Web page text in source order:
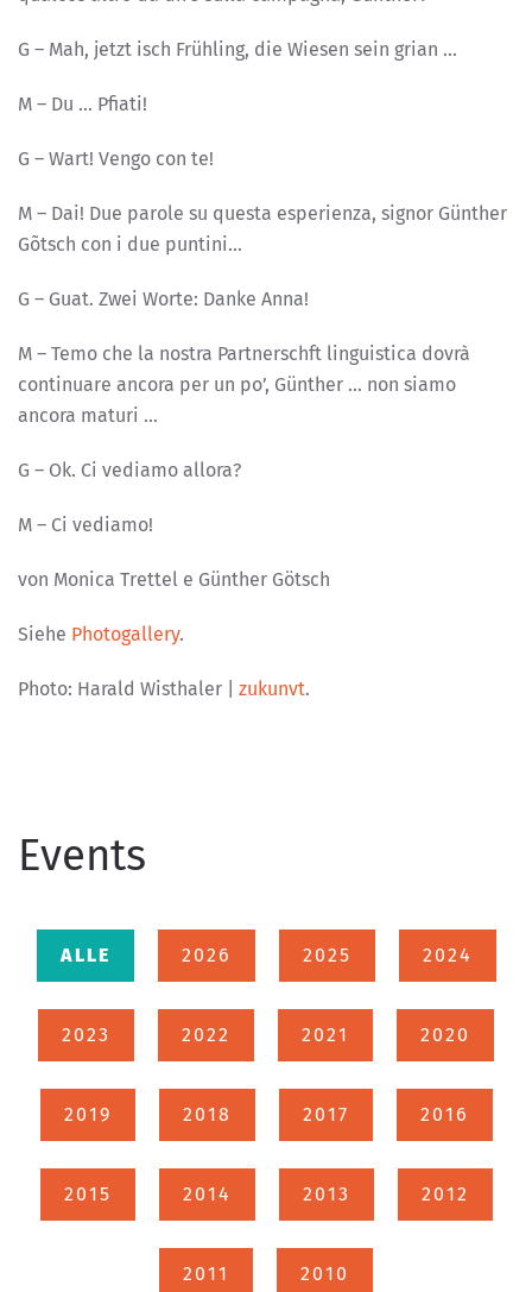
G – Mah, jetzt isch Frühling, die Wiesen sein grian …
M – Du … Pfiati!
G – Wart! Vengo con te!
M – Dai! Due parole su questa esperienza, signor Günther
Gõtsch con i due puntini…
G – Guat. Zwei Worte: Danke Anna!
M – Temo che la nostra Partnerschft linguistica dovrà
continuare ancora per un po’, Günther … non siamo
ancora maturi …
G – Ok. Ci vediamo allora?
M – Ci vediamo!
von Monica Trettel e Günther Götsch
Siehe Photogallery.
Photo: Harald Wisthaler | zukunvt.
Events
ALLE 2026 2025 2024
2023 2022 2021 2020
2019 2018 2017 2016
2015 2014 2013 2012
2011 2010